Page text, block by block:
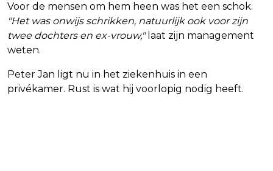
Voor de mensen om hem heen was het een schok.
"Het was onwijs schrikken, natuurlijk ook voor zijn
twee dochters en ex-vrouw,"laat zijn management
weten.
Peter Jan ligt nu in het ziekenhuis in een
privékamer. Rust is wat hij voorlopig nodig heeft.